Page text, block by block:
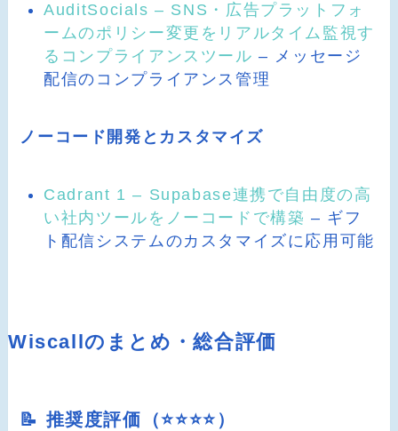
AuditSocials – SNS・広告プラットフォ
ームのポリシー変更をリアルタイム監視す
るコンプライアンスツール – メッセージ
配信のコンプライアンス管理
ノーコード開発とカスタマイズ
Cadrant 1 – Supabase連携で自由度の高
い社内ツールをノーコードで構築 – ギフ
ト配信システムのカスタマイズに応用可能
Wiscallのまとめ・総合評価
📝 推奨度評価（⭐️⭐️⭐️⭐️）